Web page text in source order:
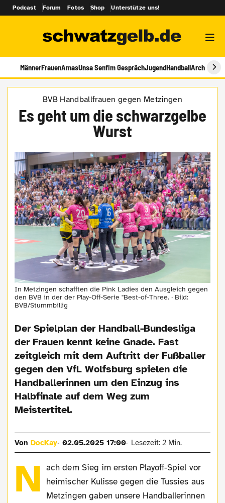
Podcast Forum Fotos Shop Unterstütze uns!
MännerFrauenAmasUnsa SenfIm GesprächJugendHandballArchiv
BVB Handballfrauen gegen Metzingen
Es geht um die schwarzgelbe
Wurst
In Metzingen schafften die Pink Ladies den Ausgleich gegen
den BVB in der der Play-Off-Serie "Best-of-Three. · Bild:
BVB/Stummbillig
Der Spielplan der Handball-Bundesliga
der Frauen kennt keine Gnade. Fast
zeitgleich mit dem Auftritt der Fußballer
gegen den VfL Wolfsburg spielen die
Handballerinnen um den Einzug ins
Halbfinale auf dem Weg zum
Meistertitel.
VonDocKay 02.05.2025 17:00 Lesezeit: 2 Min.
N ach dem Sieg im ersten Playoff-Spiel vor
heimischer Kulisse gegen die Tussies aus
Metzingen gaben unsere Handballerinnen